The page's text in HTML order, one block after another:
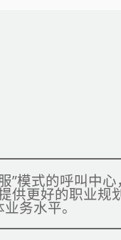
”模式的呼叫中
供更好的职业规
业务水平。